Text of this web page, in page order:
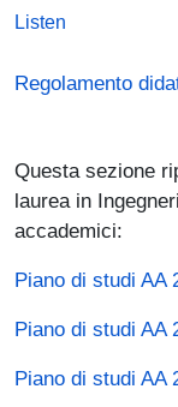
Listen
Regolamento
Questa sezione
laurea in
accademici:
Piano di studi AA
Piano di studi AA
Piano di studi AA